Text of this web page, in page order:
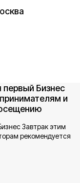
первый Бизнес
и
Завтрак этим
рекомендуется